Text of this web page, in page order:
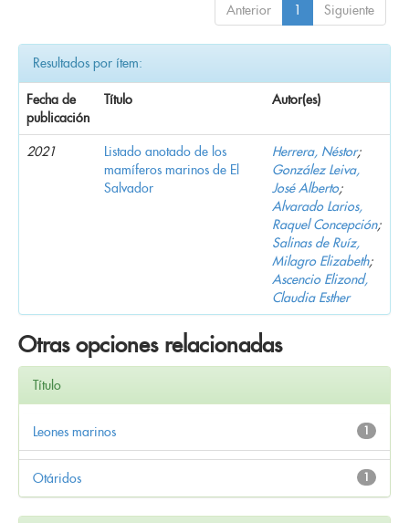
Anterior 1 Siguiente
Resultados por ítem:
Fecha de
publicación
Título Autor(es)
2021
Listado anotado de los
mamíferos marinos de El
Salvador
Herrera, Néstor;
González Leiva,
José Alberto;
Alvarado Larios,
Raquel Concepción;
Salinas de Ruíz,
Milagro Elizabeth;
Ascencio Elizond,
Claudia Esther
Otras opciones relacionadas
Título
1
Leones marinos
1
Otáridos